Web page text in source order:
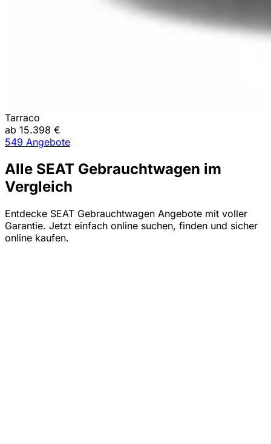
Tarraco
ab 15.398 €
549 Angebote
Alle SEAT Gebrauchtwagen im
Vergleich
Entdecke SEAT Gebrauchtwagen Angebote mit voller
Garantie. Jetzt einfach online suchen, finden und sicher
online kaufen.